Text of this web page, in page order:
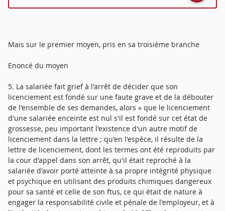
Mais sur le premier moyen, pris en sa troisième branche
Enoncé du moyen
5. La salariée fait grief à l'arrêt de décider que son
licenciement est fondé sur une faute grave et de la débouter
de l'ensemble de ses demandes, alors « que le licenciement
d'une salariée enceinte est nul s'il est fondé sur cet état de
grossesse, peu important l'existence d'un autre motif de
licenciement dans la lettre ; qu'en l'espèce, il résulte de la
lettre de licenciement, dont les termes ont été reproduits par
la cour d'appel dans son arrêt, qu'il était reproché à la
salariée d'avoir porté atteinte à sa propre intégrité physique
et psychique en utilisant des produits chimiques dangereux
pour sa santé et celle de son ftus, ce qui était de nature à
engager la responsabilité civile et pénale de l'employeur, et à